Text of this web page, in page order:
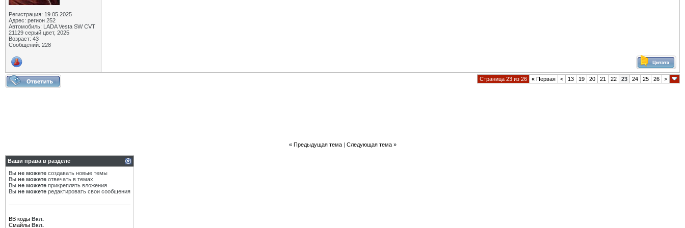
Регистрация: 19.05.2025
Адрес: регион 252
Автомобиль: LADA Vesta SW CVT
21129 серый цвет, 2025
Возраст: 43
Сообщений: 228
Страница 23 из 26 « Первая < 13 19 20 21 22 23 24 25 26 >
« Предыдущая тема| Следующая тема »
Ваши права в разделе
Вы не можете создавать новые темы
Вы не можете отвечать в темах
Вы не можете прикреплять вложения
Вы не можете редактировать свои сообщения
BB коды Вкл.
Смайлы Вкл.